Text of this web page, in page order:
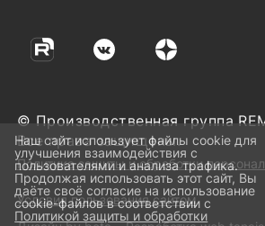
© Производственная группа
Все права защищены.
Политика защиты и обработки
Условия пользования сайтом
Наш сайт использует файлы cookie для
улучшения взаимодействия с
пользователями и анализа трафика.
Продолжая использовать этот сайт, Вы
даёте своё согласие на использование
cookie-файлов в соответствии с
Политикой защиты и обработки